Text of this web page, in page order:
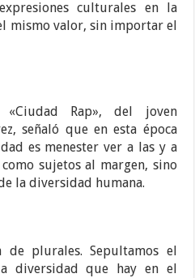
culturales en la
mismo valor, sin importar el
Rap», del joven
señaló que en esta época
es menester ver a las y a
sujetos al margen, sino
la diversidad humana.
de plurales. Sepultamos el
diversidad que hay en el